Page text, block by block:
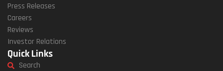
Press Releases
Careers
Reviews
Investor Relations
Quick Links
Search